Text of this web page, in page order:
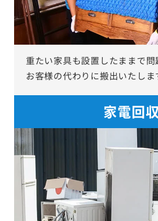
重たい家具も設置したままで問
お客様の代わりに搬出いたしま
家電回収